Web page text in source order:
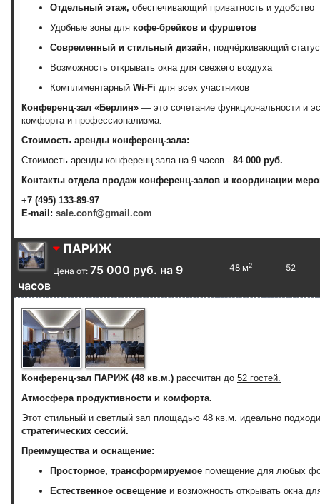
Отдельный этаж, обеспечивающий приватность и удобство
Удобные зоны для кофе-брейков и фуршетов
Современный и стильный дизайн, подчёркивающий
Возможность открывать окна для свежего воздуха
Комплиментарный Wi-Fi для всех участников
Конференц-зал «Берлин» — это сочетание функциональности и
комфорта и профессионализма.
Стоимость аренды конференц-зала:
Стоимость аренды конференц-зала на 9 часов - 84 000 руб.
Контакты отдела продаж конференц-залов и координации
+7 (495) 133-89-97
E-mail: sale.conf@gmail.com
ПАРИЖ
Цена от: 75 000 руб. на 9
часов
48 м2 52
Конференц-зал ПАРИЖ (48 кв.м.) рассчитан до 52 гостей.
Атмосфера продуктивности и комфорта.
Этот стильный и светлый зал площадью 48 кв.м. идеально
стратегических сессий.
Преимущества и оснащение:
Просторное, трансформируемое помещение для любых
Естественное освещение и возможность открывать окна